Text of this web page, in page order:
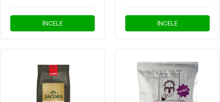
İNCELE İNCELE